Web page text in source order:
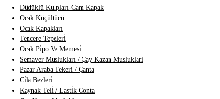
Düdüklü Kulpları-Cam Kapak
Ocak Küçültücü
Ocak Kapakları
Tencere Tepeleri̇
Ocak Pi̇po Ve Memesi̇
Semaver Muslukları / Çay Kazan Musluklari
Pazar Araba Tekeri̇ / Çanta
Ci̇la Bezleri̇
Kaynak Teli̇ / Lasti̇k Conta